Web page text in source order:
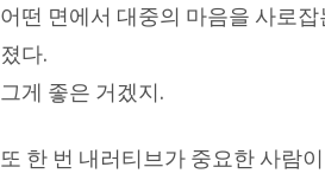
어떤 면에서 대중의 마음을 사로
졌다.
그게 좋은 거겠지.
또 한 번 내러티브가 중요한 사람